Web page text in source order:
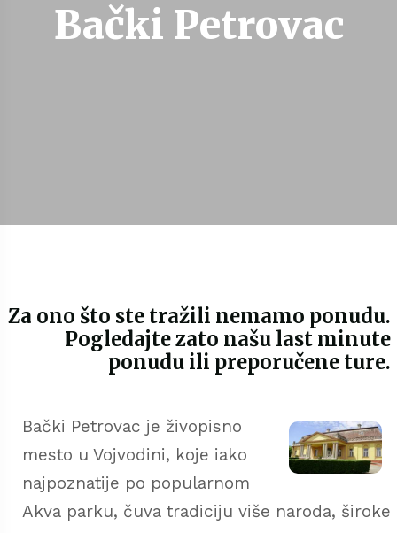
Bački Petrovac
Za ono što ste tražili nemamo ponudu.
Pogledajte zato našu last minute
ponudu ili preporučene ture.
Bački Petrovac je živopisno
mesto u Vojvodini, koje iako
najpoznatije po popularnom
Akva parku, čuva tradiciju više naroda, široke